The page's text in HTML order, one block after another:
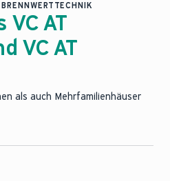
VC AT
VC AT
als auch Mehrfamilienhäuser